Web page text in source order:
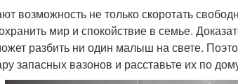
возможность не только скоротать
мир и спокойствие в семье.
разбить ни один малыш на свете.
запасных вазонов и расставьте их по